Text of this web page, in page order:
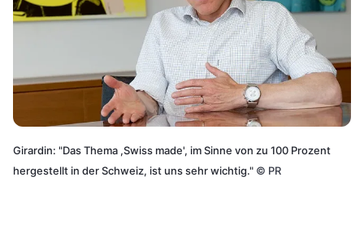
Girardin: "Das Thema ,Swiss made', im Sinne von zu 100 Prozent
hergestellt in der Schweiz, ist uns sehr wichtig." © PR